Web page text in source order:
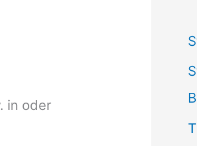
in oder
h
e
n
n